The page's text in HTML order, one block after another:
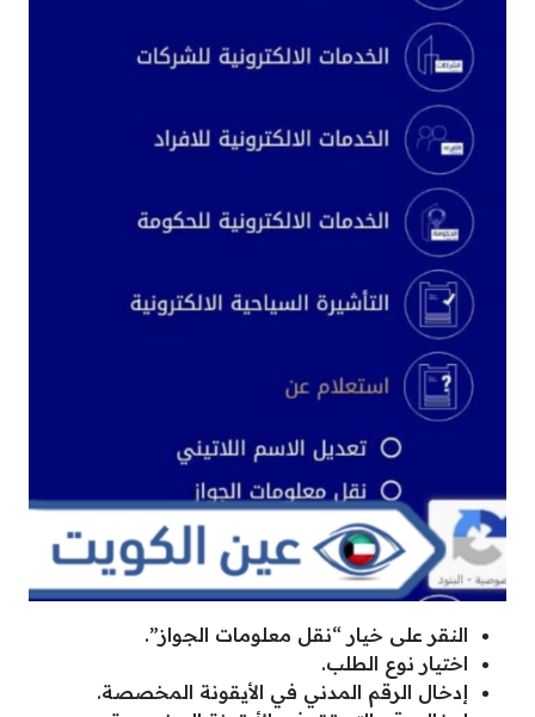
النقر على خيار “نقل معلومات الجواز”.
اختيار نوع الطلب.
إدخال الرقم المدني في الأيقونة المخصصة.